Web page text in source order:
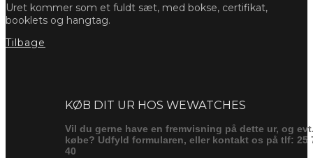
Uret kommer som et fuldt sæt, med bokse, certifikat,
booklets og hangtag.
Tilbage
KØB DIT UR HOS WEWATCHES
Vil du gerne have en fremvisning på dette ur, og
købe? Udfyld formularen, eller kontakt os på tlf: 25
40